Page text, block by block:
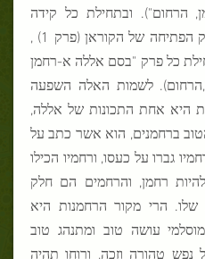
הרחום"). ובתחילת כל קידה
בתפילה, חייבים לקרוא את פרק הפתיחה של הקוראן (פרק 1) ,
כל פרק "בסם אללה א-רחמן
לשמות האלה השפעה
היא אחת התכונות של אללה,
ברחמנים, הוא אשר כתב על
גברו על כעסו, ורחמיו הכילו
רחמן, והרחמים הם חלק
שלו. הרי מקור הרחמנות היא
עושה טוב ומתנהג טוב
טהורה וזכה, ורוחו תהיה